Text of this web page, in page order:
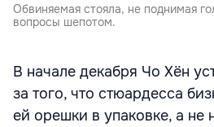
Обвиняемая стояла, не поднимая
вопросы шепотом.
В начале декабря Чо Хён
за того, что стюардесса
ей орешки в упаковке, а не